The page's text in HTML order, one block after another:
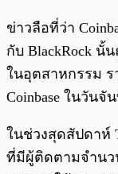
พร้อมเล่น
ข่าวลือที่ว่า
กับ BlackRock นั้
ในอุตสาหกรรม ร
Coinbase ในวันจั
ในช่วงสุดสัปดาห์
ที่มีผู้ติดตามจำนว